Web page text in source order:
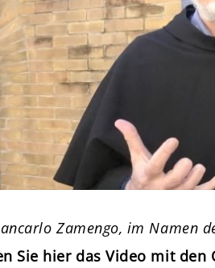
Zamengo, im Namen
Sie hier das Video mit den